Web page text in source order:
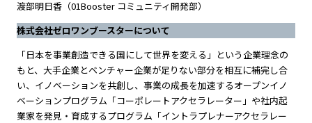
渡部明日香（01Booster コミュニティ開発部）
株式会社ゼロワンブースターについて
「日本を事業創造できる国にして世界を変える」という企業理念の
もと、大手企業とベンチャー企業が足りない部分を相互に補完し合
い、イノベーションを共創し、事業の成長を加速するオープンイノ
ベーションプログラム「コーポレートアクセラレーター」や社内起
業家を発見・育成するプログラム「イントラプレナーアクセラレー